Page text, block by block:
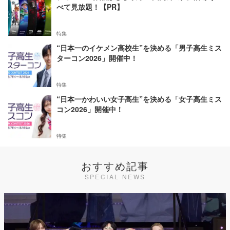
べて見放題！【PR】
特集
“日本一のイケメン高校生”を決める「男子高生ミス
ターコン2026」開催中！
特集
“日本一かわいい女子高生”を決める「女子高生ミス
コン2026」開催中！
特集
おすすめ記事
SPECIAL NEWS